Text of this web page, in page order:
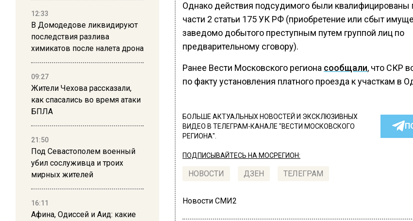
12:33
В Домодедове ликвидируют
последствия разлива
химикатов после налета дрона
09:27
Жители Чехова рассказали,
как спасались во время атаки
БПЛА
21:50
Под Севастополем военный
убил сослуживца и троих
мирных жителей
16:11
Афина, Одиссей и Аид: какие
Однако действия подсудимого были квалифицированы
части 2 статьи 175 УК РФ (приобретение или сбыт
заведомо добытого преступным путем группой лиц по
предварительному сговору).
Ранее Вести Московского региона сообщали, что СКР
по факту установления платного проезда к участкам в
БОЛЬШЕ АКТУАЛЬНЫХ НОВОСТЕЙ И ЭКСКЛЮЗИВНЫХ
ВИДЕО В ТЕЛЕГРАМ-КАНАЛЕ "ВЕСТИ МОСКОВСКОГО
РЕГИОНА".
ПОДПИСЫВАЙТЕСЬ НА МОСРЕГИОН:
НОВОСТИ ДЗЕН ТЕЛЕГРАМ
Новости СМИ2